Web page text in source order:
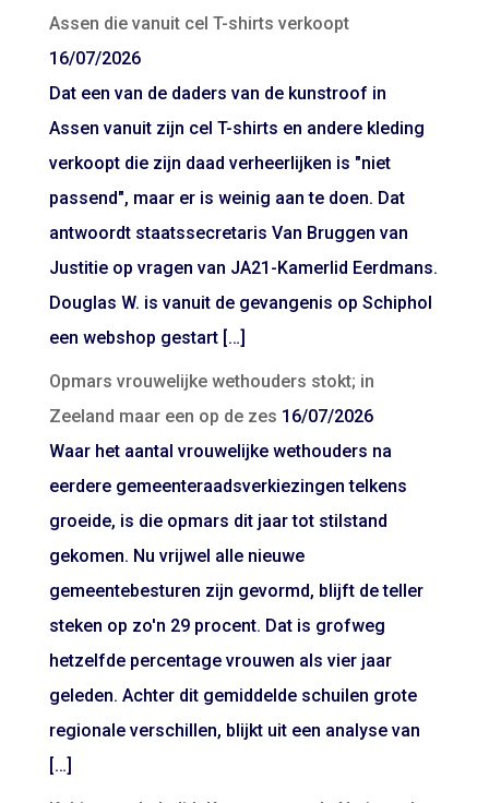
Assen die vanuit cel T-shirts verkoopt
16/07/2026
Dat een van de daders van de kunstroof in
Assen vanuit zijn cel T-shirts en andere kleding
verkoopt die zijn daad verheerlijken is "niet
passend", maar er is weinig aan te doen. Dat
antwoordt staatssecretaris Van Bruggen van
Justitie op vragen van JA21-Kamerlid Eerdmans.
Douglas W. is vanuit de gevangenis op Schiphol
een webshop gestart […]
Opmars vrouwelijke wethouders stokt; in
Zeeland maar een op de zes 16/07/2026
Waar het aantal vrouwelijke wethouders na
eerdere gemeenteraadsverkiezingen telkens
groeide, is die opmars dit jaar tot stilstand
gekomen. Nu vrijwel alle nieuwe
gemeentebesturen zijn gevormd, blijft de teller
steken op zo'n 29 procent. Dat is grofweg
hetzelfde percentage vrouwen als vier jaar
geleden. Achter dit gemiddelde schuilen grote
regionale verschillen, blijkt uit een analyse van
[…]